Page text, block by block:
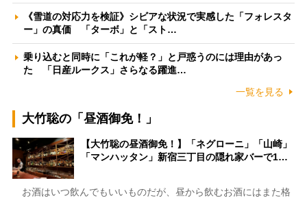
《雪道の対応力を検証》シビアな状況で実感した「フォレスタ
ー」の真価 「ターボ」と「スト…
乗り込むと同時に「これが軽？」と戸惑うのには理由があっ
た 「日産ルークス」さらなる躍進…
一覧を見る
大竹聡の「昼酒御免！」
【大竹聡の昼酒御免！】「ネグローニ」「山崎」
「マンハッタン」新宿三丁目の隠れ家バーで1…
お酒はいつ飲んでもいいものだが、昼から飲むお酒にはまた格